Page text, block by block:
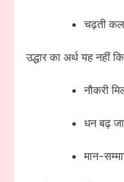
चढ़ती
उद्धार का अर्थ यह नहीं
नौकरी
धन बढ़
मान-